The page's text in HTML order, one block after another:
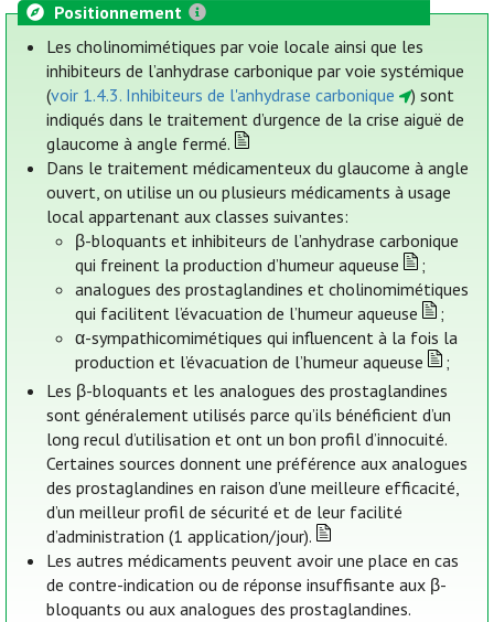
Positionnement
Les cholinomimétiques par voie locale ainsi que les
inhibiteurs de l’anhydrase carbonique par voie systémique
(voir 1.4.3. Inhibiteurs de l'anhydrase carbonique
) sont
indiqués dans le traitement d’urgence de la crise aiguë de
glaucome à angle fermé.
Dans le traitement médicamenteux du glaucome à angle
ouvert, on utilise un ou plusieurs médicaments à usage
local appartenant aux classes suivantes:
β-bloquants et inhibiteurs de l’anhydrase carbonique
qui freinent la production d’humeur aqueuse
;
analogues des prostaglandines et cholinomimétiques
qui facilitent l’évacuation de l’humeur aqueuse
;
α-sympathicomimétiques qui influencent à la fois la
production et l’évacuation de l’humeur aqueuse
;
Les β-bloquants et les analogues des prostaglandines
sont généralement utilisés parce qu’ils bénéficient d’un
long recul d’utilisation et ont un bon profil d’innocuité.
Certaines sources donnent une préférence aux analogues
des prostaglandines en raison d’une meilleure efficacité,
d’un meilleur profil de sécurité et de leur facilité
d’administration (1 application/jour).
Les autres médicaments peuvent avoir une place en cas
de contre-indication ou de réponse insuffisante aux β-
bloquants ou aux analogues des prostaglandines.